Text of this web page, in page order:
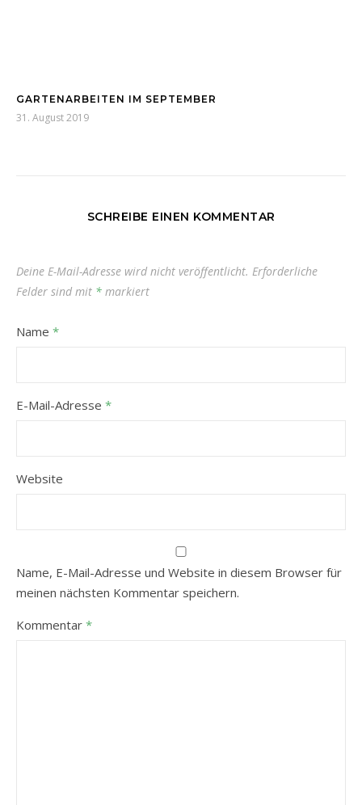
GARTENARBEITEN IM SEPTEMBER
31. August 2019
SCHREIBE EINEN KOMMENTAR
Deine E-Mail-Adresse wird nicht veröffentlicht. Erforderliche
Felder sind mit * markiert
Name *
E-Mail-Adresse *
Website
Name, E-Mail-Adresse und Website in diesem Browser für
meinen nächsten Kommentar speichern.
Kommentar *